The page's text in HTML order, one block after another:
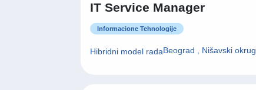
IT Service Manager
Informacione Tehnologije
Hibridni model radaBeograd , Nišavski okrug